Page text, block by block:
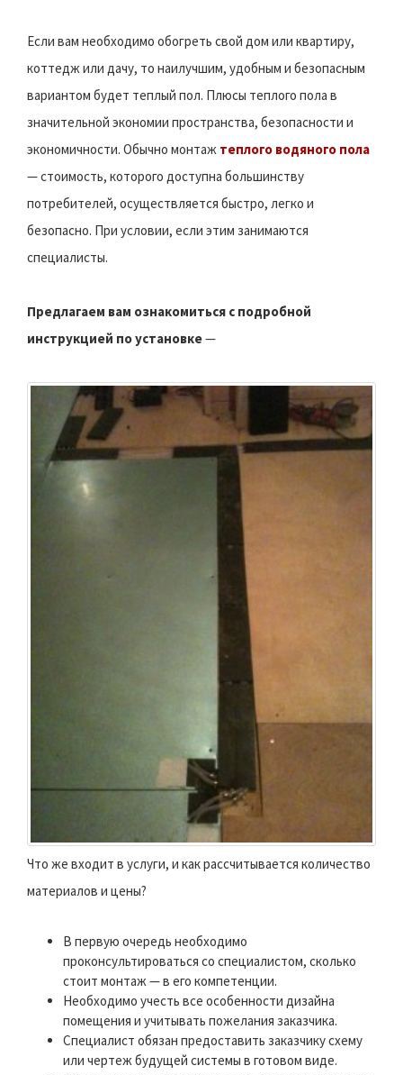
Если вам необходимо обогреть свой дом или квартиру,
коттедж или дачу, то наилучшим, удобным и безопасным
вариантом будет теплый пол. Плюсы теплого пола в
значительной экономии пространства, безопасности и
экономичности. Обычно монтаж теплого водяного пола
— стоимость, которого доступна большинству
потребителей, осуществляется быстро, легко и
безопасно. При условии, если этим занимаются
специалисты.
Предлагаем вам ознакомиться с подробной
инструкцией по установке—
Что же входит в услуги, и как рассчитывается количество
материалов и цены?
В первую очередь необходимо
проконсультироваться со специалистом, сколько
стоит монтаж — в его компетенции.
Необходимо учесть все особенности дизайна
помещения и учитывать пожелания заказчика.
Специалист обязан предоставить заказчику схему
или чертеж будущей системы в готовом виде.